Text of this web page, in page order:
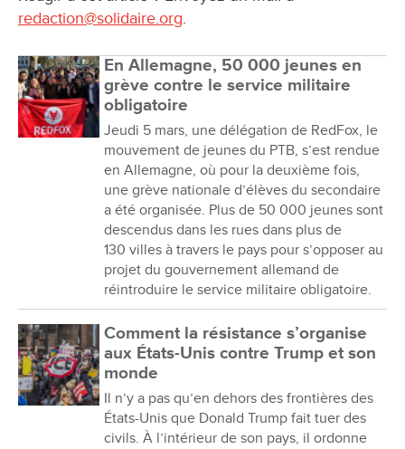
redaction@solidaire.org.
En Allemagne, 50 000 jeunes en
grève contre le service militaire
obligatoire
Jeudi 5 mars, une délégation de RedFox, le
mouvement de jeunes du PTB, s’est rendue
en Allemagne, où pour la deuxième fois,
une grève nationale d’élèves du secondaire
a été organisée. Plus de 50 000 jeunes sont
descendus dans les rues dans plus de
130 villes à travers le pays pour s’opposer au
projet du gouvernement allemand de
réintroduire le service militaire obligatoire.
Comment la résistance s’organise
aux États-Unis contre Trump et son
monde
Il n’y a pas qu’en dehors des frontières des
États-Unis que Donald Trump fait tuer des
civils. À l’intérieur de son pays, il ordonne